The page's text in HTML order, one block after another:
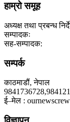
हाम्रो समूह
अध्यक्ष तथा प्रबन्ध
सम्पादकः
सह-सम्पादक:
सम्पर्क
काठमाडौं, नेपाल
ई–मेल :